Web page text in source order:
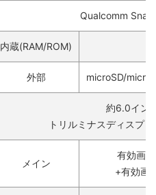
Qualcomm
内蔵(RAM/ROM)
外部 microSD/
約6.0イン
トリルミナスディスプ
メイン
有効画
+有効画